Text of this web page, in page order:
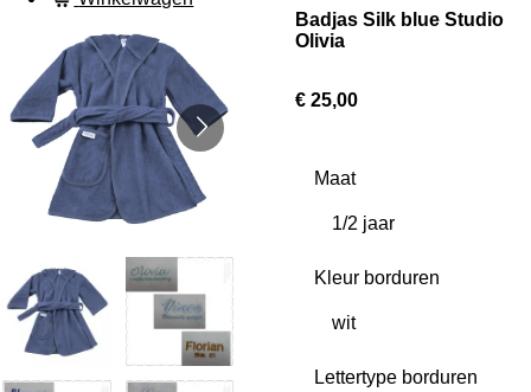
Badjas Silk blue Studio
Olivia
€ 25,00
Maat
Kleur borduren
Lettertype borduren